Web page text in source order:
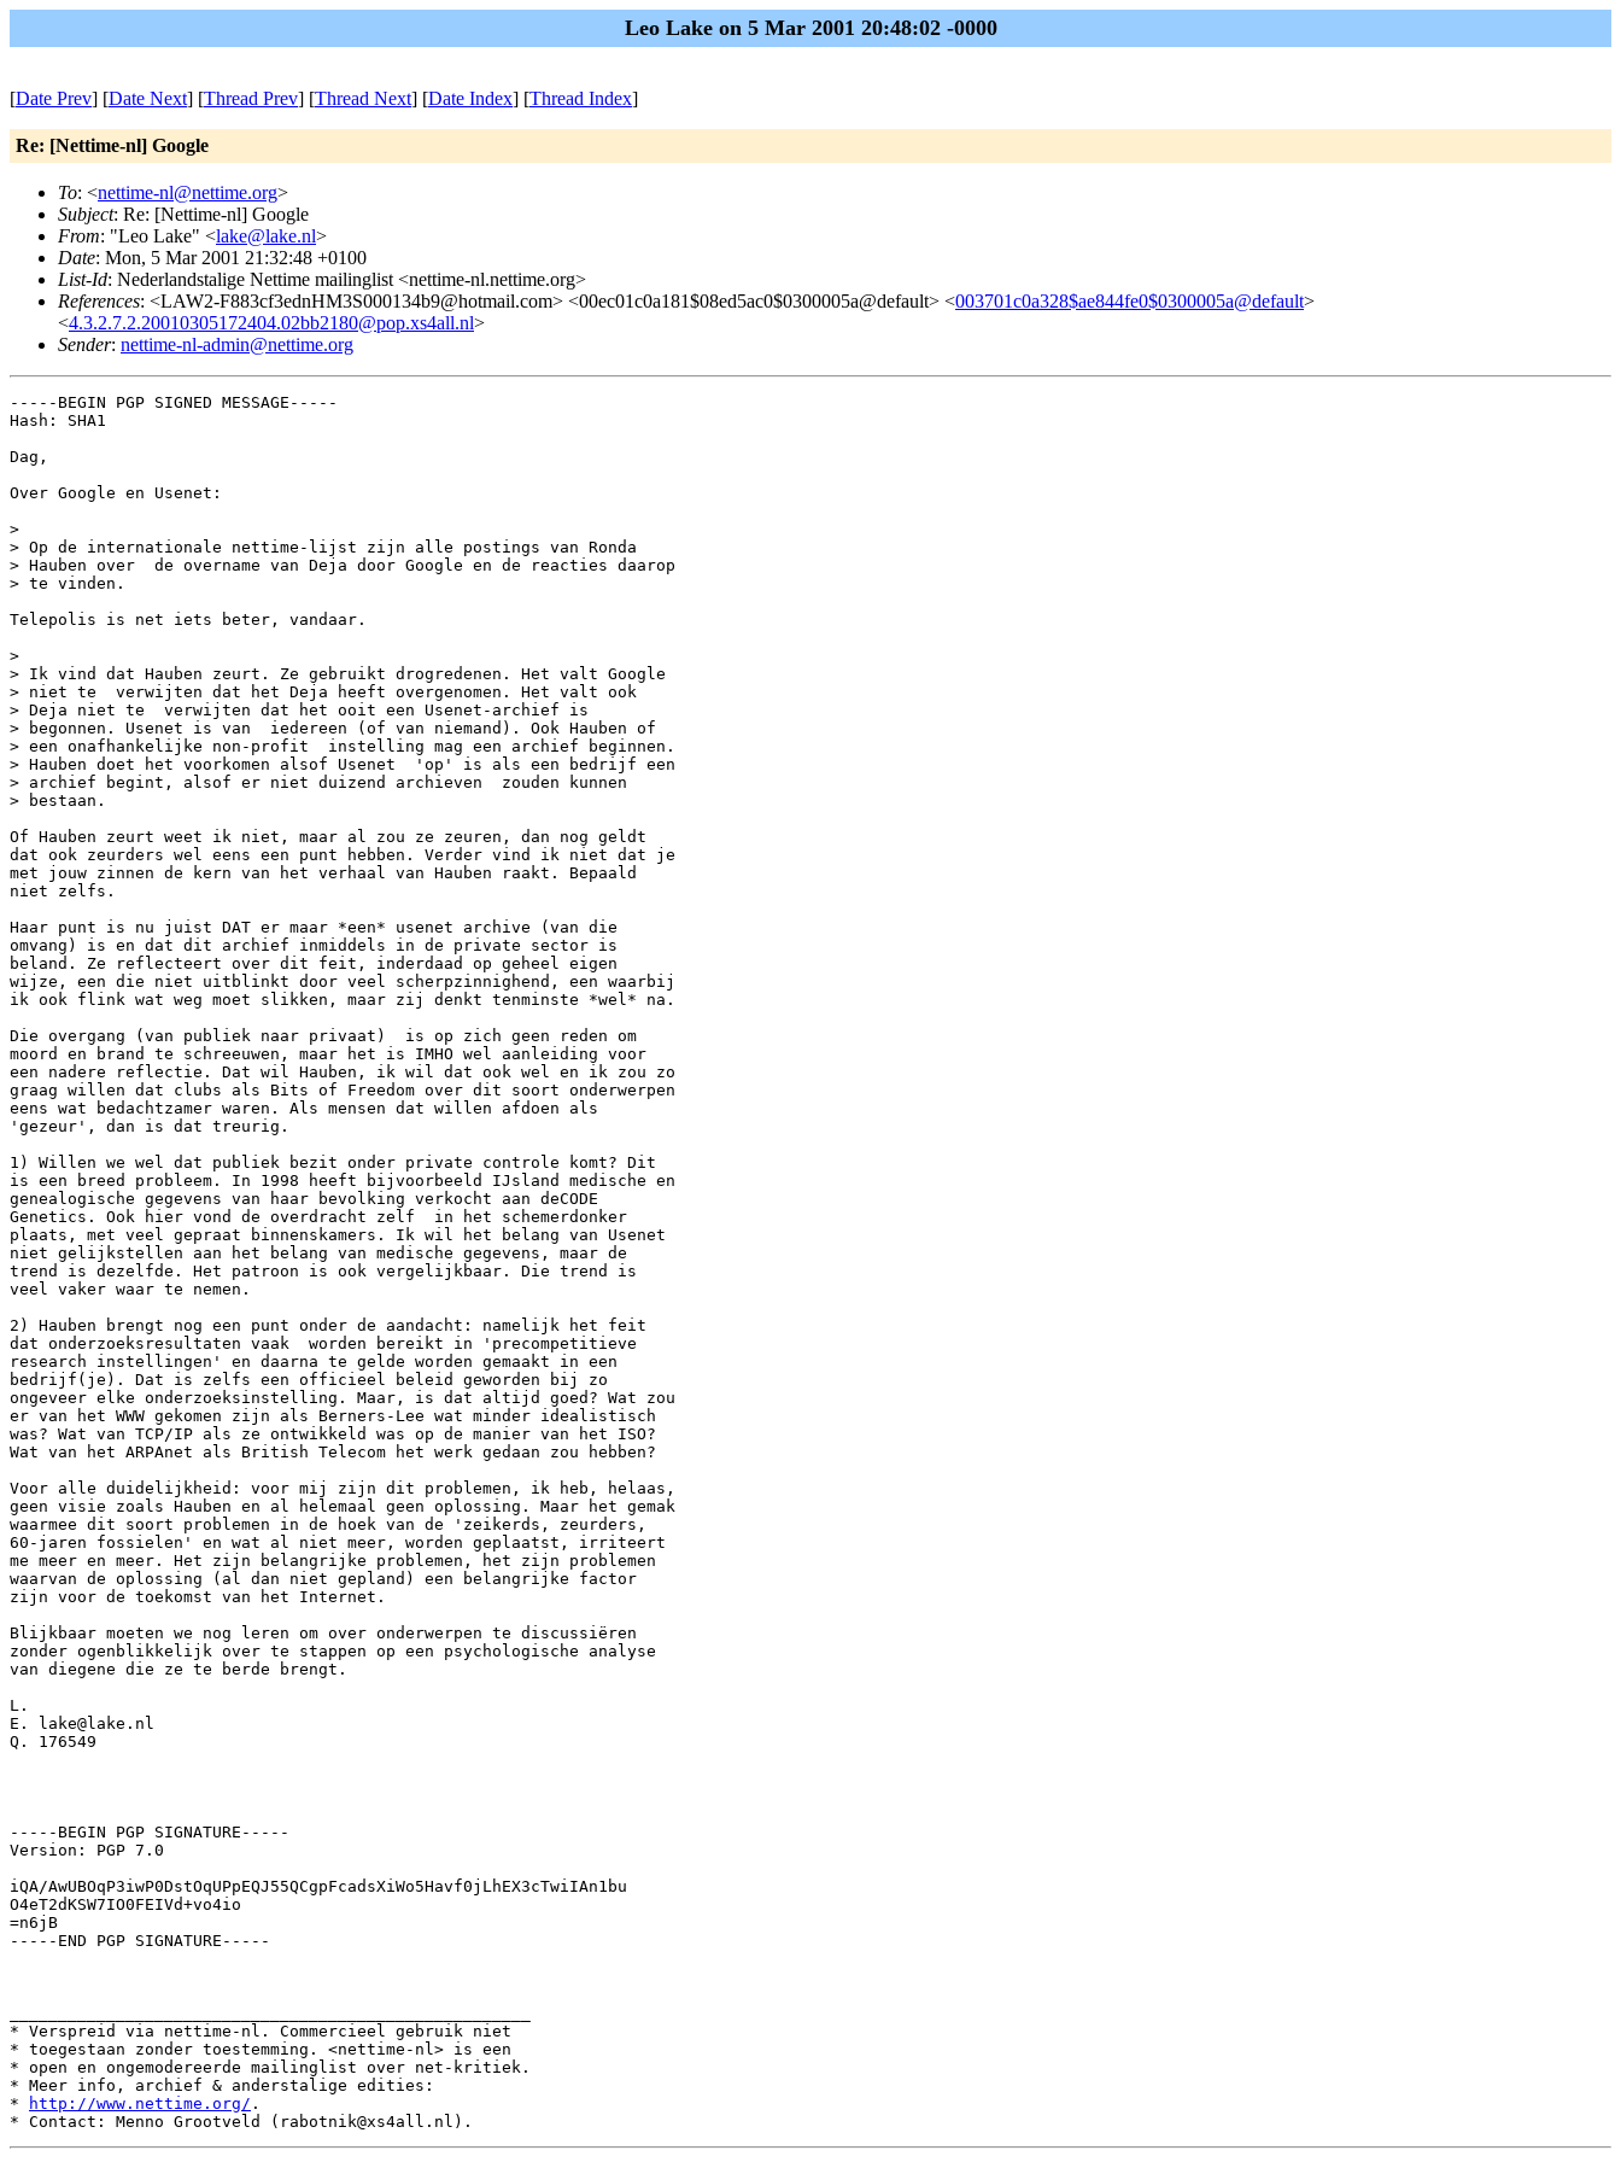
Leo Lake on 5 Mar 2001 20:48:02 -0000
[Date Prev] [Date Next] [Thread Prev] [Thread Next] [Date Index] [Thread Index]
Re: [Nettime-nl] Google
To: <nettime-nl@nettime.org>
Subject: Re: [Nettime-nl] Google
From: "Leo Lake" <lake@lake.nl>
Date: Mon, 5 Mar 2001 21:32:48 +0100
List-Id: Nederlandstalige Nettime mailinglist <nettime-nl.nettime.org>
References: <LAW2-F883cf3ednHM3S000134b9@hotmail.com> <00ec01c0a181$08ed5ac0$0300005a@default> <003701c0a328$ae844fe0$0300005a@default>
<4.3.2.7.2.20010305172404.02bb2180@pop.xs4all.nl>
Sender: nettime-nl-admin@nettime.org
-----BEGIN PGP SIGNED MESSAGE-----
Hash: SHA1
Dag,
Over Google en Usenet:
>
> Op de internationale nettime-lijst zijn alle postings van Ronda
> Hauben over  de overname van Deja door Google en de reacties daarop
> te vinden.
Telepolis is net iets beter, vandaar.
>
> Ik vind dat Hauben zeurt. Ze gebruikt drogredenen. Het valt Google
> niet te  verwijten dat het Deja heeft overgenomen. Het valt ook
> Deja niet te  verwijten dat het ooit een Usenet-archief is
> begonnen. Usenet is van  iedereen (of van niemand). Ook Hauben of
> een onafhankelijke non-profit  instelling mag een archief beginnen.
> Hauben doet het voorkomen alsof Usenet  'op' is als een bedrijf een
> archief begint, alsof er niet duizend archieven  zouden kunnen
> bestaan.
Of Hauben zeurt weet ik niet, maar al zou ze zeuren, dan nog geldt
dat ook zeurders wel eens een punt hebben. Verder vind ik niet dat je
met jouw zinnen de kern van het verhaal van Hauben raakt. Bepaald
niet zelfs.
Haar punt is nu juist DAT er maar *een* usenet archive (van die
omvang) is en dat dit archief inmiddels in de private sector is
beland. Ze reflecteert over dit feit, inderdaad op geheel eigen
wijze, een die niet uitblinkt door veel scherpzinnighend, een waarbij
ik ook flink wat weg moet slikken, maar zij denkt tenminste *wel* na.
Die overgang (van publiek naar privaat)  is op zich geen reden om
moord en brand te schreeuwen, maar het is IMHO wel aanleiding voor
een nadere reflectie. Dat wil Hauben, ik wil dat ook wel en ik zou zo
graag willen dat clubs als Bits of Freedom over dit soort onderwerpen
eens wat bedachtzamer waren. Als mensen dat willen afdoen als
'gezeur', dan is dat treurig.
1) Willen we wel dat publiek bezit onder private controle komt? Dit
is een breed probleem. In 1998 heeft bijvoorbeeld IJsland medische en
genealogische gegevens van haar bevolking verkocht aan deCODE
Genetics. Ook hier vond de overdracht zelf  in het schemerdonker
plaats, met veel gepraat binnenskamers. Ik wil het belang van Usenet
niet gelijkstellen aan het belang van medische gegevens, maar de
trend is dezelfde. Het patroon is ook vergelijkbaar. Die trend is
veel vaker waar te nemen.
2) Hauben brengt nog een punt onder de aandacht: namelijk het feit
dat onderzoeksresultaten vaak  worden bereikt in 'precompetitieve
research instellingen' en daarna te gelde worden gemaakt in een
bedrijf(je). Dat is zelfs een officieel beleid geworden bij zo
ongeveer elke onderzoeksinstelling. Maar, is dat altijd goed? Wat zou
er van het WWW gekomen zijn als Berners-Lee wat minder idealistisch
was? Wat van TCP/IP als ze ontwikkeld was op de manier van het ISO?
Wat van het ARPAnet als British Telecom het werk gedaan zou hebben?
Voor alle duidelijkheid: voor mij zijn dit problemen, ik heb, helaas,
geen visie zoals Hauben en al helemaal geen oplossing. Maar het gemak
waarmee dit soort problemen in de hoek van de 'zeikerds, zeurders,
60-jaren fossielen' en wat al niet meer, worden geplaatst, irriteert
me meer en meer. Het zijn belangrijke problemen, het zijn problemen
waarvan de oplossing (al dan niet gepland) een belangrijke factor
zijn voor de toekomst van het Internet.
Blijkbaar moeten we nog leren om over onderwerpen te discussiëren
zonder ogenblikkelijk over te stappen op een psychologische analyse
van diegene die ze te berde brengt.
L.
E. lake@lake.nl
Q. 176549
-----BEGIN PGP SIGNATURE-----
Version: PGP 7.0
iQA/AwUBOqP3iwP0DstOqUPpEQJ55QCgpFcadsXiWo5Havf0jLhEX3cTwiIAn1bu
O4eT2dKSW7IO0FEIVd+vo4io
=n6jB
-----END PGP SIGNATURE-----
* Verspreid via nettime-nl. Commercieel gebruik niet
* toegestaan zonder toestemming. <nettime-nl> is een
* open en ongemodereerde mailinglist over net-kritiek.
* Meer info, archief & anderstalige edities:
*
http://www.nettime.org/ .